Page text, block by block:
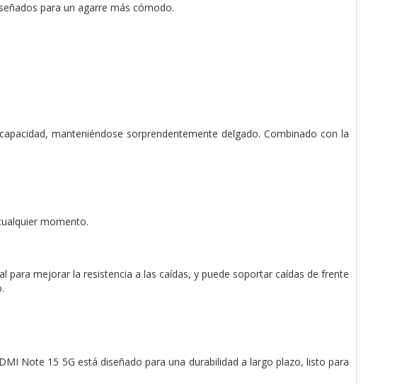
para un agarre más cómodo.
manteniéndose sorprendentemente delgado. Combinado con la
momento.
mejorar la resistencia a las caídas, y puede soportar caídas de frente
Note 15 5G está diseñado para una durabilidad a largo plazo, listo para